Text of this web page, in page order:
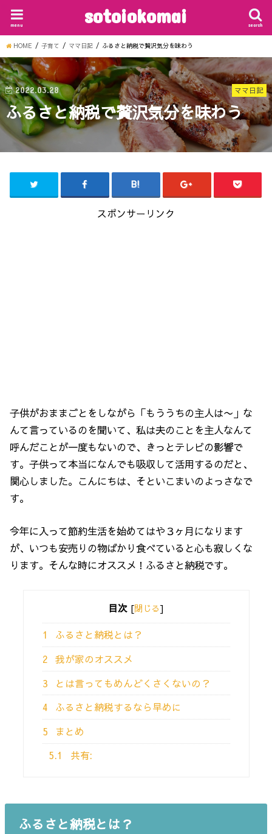
sotoiokomai search
menu
HOME 子育て ママ日記 ふるさと納税で贅沢気分を味わう
ママ日記
2022.03.28
ふるさと納税で贅沢気分を味わう
スポンサーリンク
子供がおままごとをしながら「もううちの主人は〜」な
んて言っているのを聞いて、私は夫のことを主人なんて
呼んだことが一度もないので、きっとテレビの影響で
す。子供って本当になんでも吸収して活用するのだと、
関心しました。こんにちは、そといこまいのよっさなで
す。
今年に入って節約生活を始めてはや３ヶ月になります
が、いつも安売りの物ばかり食べていると心も寂しくな
ります。そんな時にオススメ！ふるさと納税です。
目次 [閉じる]
1
ふるさと納税とは？
2
我が家のオススメ
3
とは言ってもめんどくさくないの？
4
ふるさと納税するなら早めに
5
まとめ
5.1
共有:
ふるさと納税とは？